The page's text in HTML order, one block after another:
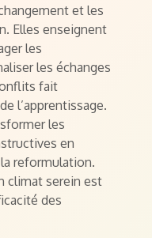
et les
Elles enseignent
les
les échanges
fait
l’apprentissage.
les
en
reformulation.
climat serein est
des